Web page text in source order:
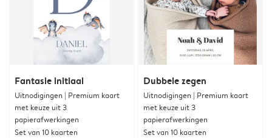
Fantasie initiaal
Uitnodigingen | Premium kaart
met keuze uit 3
papierafwerkingen
Set van 10 kaarten
Dubbele zegen
Uitnodigingen | Premium kaart
met keuze uit 3
papierafwerkingen
Set van 10 kaarten